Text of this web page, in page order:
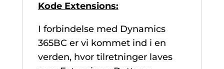
Kode Extensions:
I forbindelse med Dynamics
365BC er vi kommet ind i en
verden, hvor tilretninger laves